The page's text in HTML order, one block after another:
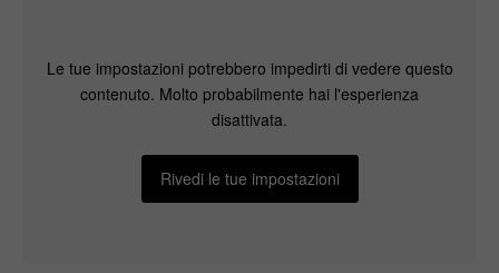
Le tue impostazioni potrebbero impedirti di vedere questo
contenuto. Molto probabilmente hai l'esperienza
disattivata.
Rivedi le tue impostazioni